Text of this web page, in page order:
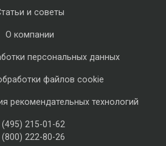
и советы
О компании
персональных данных
файлов cookie
рекомендательных технологий
(495) 215-01-62
(800) 222-80-26